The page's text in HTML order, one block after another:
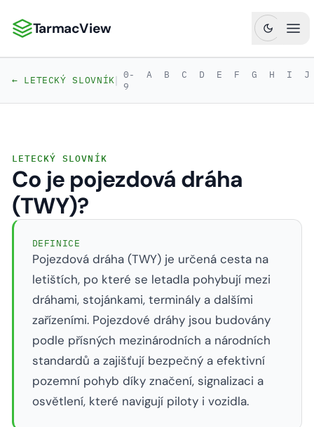
TarmacView: Precizní letecká analytika
TarmacView
← LETECKÝ SLOVNÍK| 0-
9
A B C D E F G H I J
LETECKÝ SLOVNÍK
Co je pojezdová dráha
(TWY)?
DEFINICE
Pojezdová dráha (TWY) je určená cesta na
letištích, po které se letadla pohybují mezi
dráhami, stojánkami, terminály a dalšími
zařízeními. Pojezdové dráhy jsou budovány
podle přísných mezinárodních a národních
standardů a zajišťují bezpečný a efektivní
pozemní pohyb díky značení, signalizaci a
osvětlení, které navigují piloty i vozidla.